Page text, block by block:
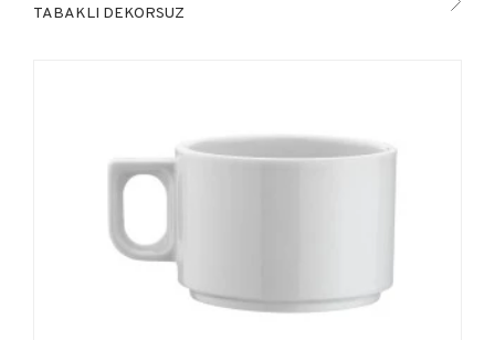
TABAKLI DEKORSUZ